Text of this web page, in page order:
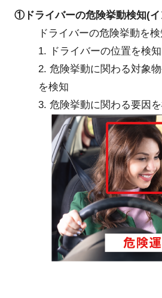
①ドライバーの危険挙動検知(イ
ドライバーの危険挙動を
1. ドライバーの位置を検知
2. 危険挙動に関わる対象
を検知
3. 危険挙動に関わる要因